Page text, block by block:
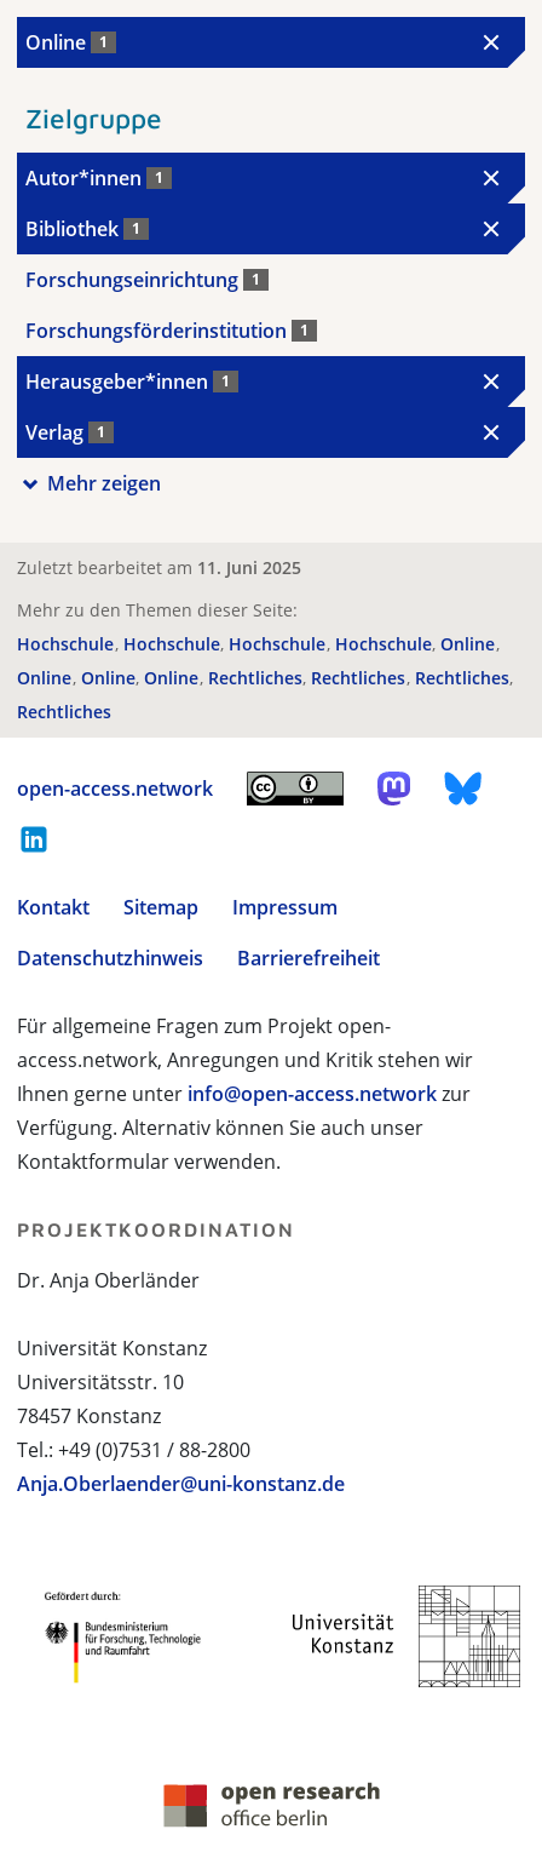
Online 1
Zielgruppe
Autor*innen 1
Bibliothek 1
Forschungseinrichtung 1
Forschungsförderinstitution 1
Herausgeber*innen 1
Verlag 1
Mehr zeigen
Zuletzt bearbeitet am 11. Juni 2025
Mehr zu den Themen dieser Seite:
Hochschule Hochschule Hochschule Hochschule Online
Online Online Online Rechtliches Rechtliches Rechtliches
Rechtliches
open-access.network
Kontakt Sitemap
Impressum
Datenschutzhinweis
Barrierefreiheit
Für allgemeine Fragen zum Projekt open-
access.network, Anregungen und Kritik stehen wir
Ihnen gerne unter info@open-access.networkzur
Verfügung. Alternativ können Sie auch unser
Kontaktformular verwenden.
PROJEKTKOORDINATION
Dr. Anja Oberländer
Universität Konstanz
Universitätsstr. 10
78457 Konstanz
Tel.: +49 (0)7531 / 88-2800
Anja.Oberlaender@uni-konstanz.de